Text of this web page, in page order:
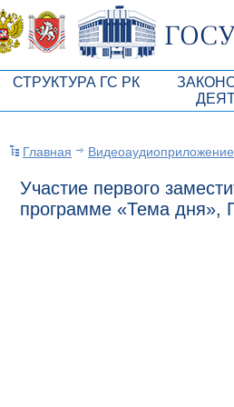
СТРУКТУРА ГС РК
Президиум ГС РК
Депутатский корпус
Комитеты ГС РК
Бюджет
Законы
Главная Видеоаудиоприложение
Участие первого
программе «Тема дня»,